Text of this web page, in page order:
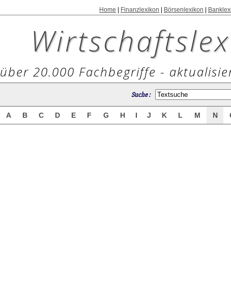
Home Finanzlexikon Börsenlexikon
über 20.000 Fachbegriffe -
Suche :
A B C D E F G H I J K L M N